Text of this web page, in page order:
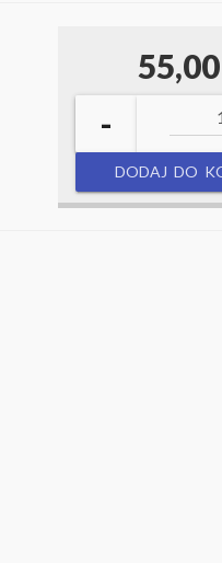
55,00
-
DODAJ DO